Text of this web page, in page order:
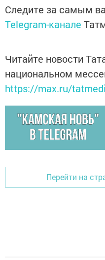
Следите за самым
Telegram-канале
Читайте новости
национальном
https://max.ru/
Перейти на